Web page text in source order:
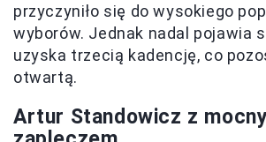
przyczyniło się do wysokiego
wyborów. Jednak nadal pojawia
uzyska trzecią kadencję, co
otwartą.
Artur Standowicz z